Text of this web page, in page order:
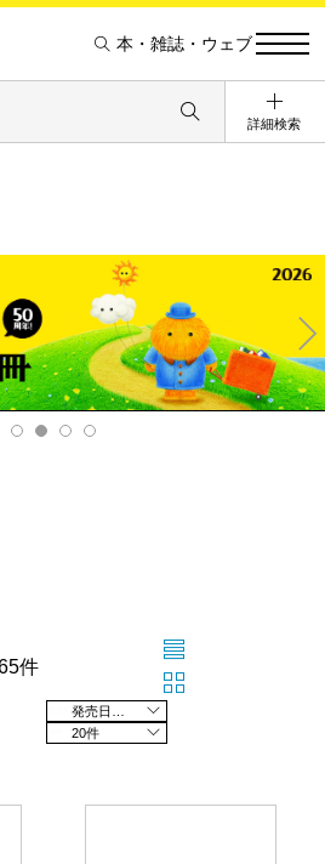
本・雑誌・ウェブ
詳細検索
Ne
xt
件
20件